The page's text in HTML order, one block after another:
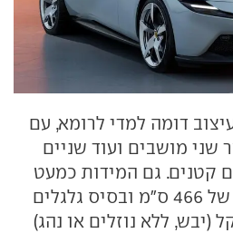
דומה למדי לרומא, עם
2+2, כלומר שני מושבים ועוד שניים
קטנים. גם המידות כמעט
זהות לרומא, עם אורך של 466 ס"מ ובסיס גלגלים
(יבש, ללא נוזלים או נהג)